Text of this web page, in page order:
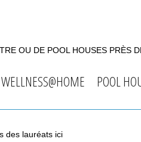
OU DE POOL HOUSES PRÈS
WELLNESS@HOME POOL
des lauréats ici